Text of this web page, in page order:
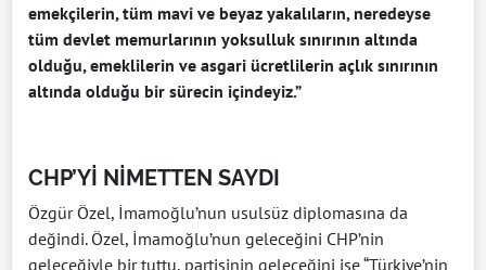
emekçilerin, tüm mavi ve beyaz yakalıların, neredeyse
tüm devlet memurlarının yoksulluk sınırının altında
olduğu, emeklilerin ve asgari ücretlilerin açlık sınırının
altında olduğu bir sürecin içindeyiz.”
CHP’Yİ NİMETTEN SAYDI
Özgür Özel, İmamoğlu’nun usulsüz diplomasına da
değindi. Özel, İmamoğlu’nun geleceğini CHP’nin
geleceğiyle bir tuttu, partisinin geleceğini ise “Türkiye’nin